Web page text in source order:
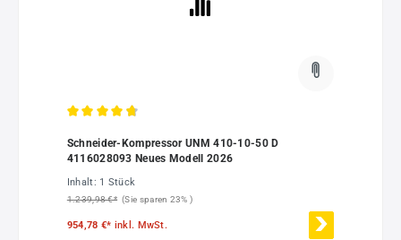
Schneider-Kompressor UNM 410-10-50 D
4116028093 Neues Modell 2026
Inhalt: 1 Stück
1.239,98 €* (Sie sparen 23% )
954,78 €* inkl. MwSt.